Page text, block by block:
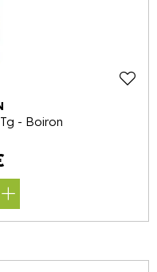
- Boiron